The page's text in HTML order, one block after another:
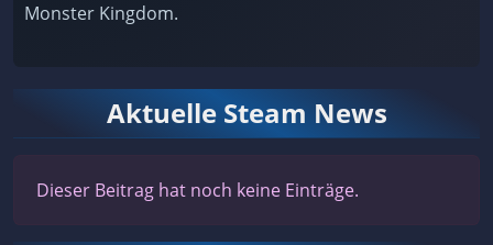
Monster Kingdom.
Aktuelle Steam News
Dieser Beitrag hat noch keine Einträge.